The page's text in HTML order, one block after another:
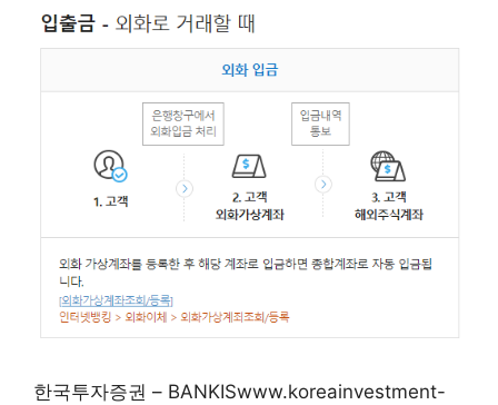
한국투자증권 – BANKISwww.koreainvestment-